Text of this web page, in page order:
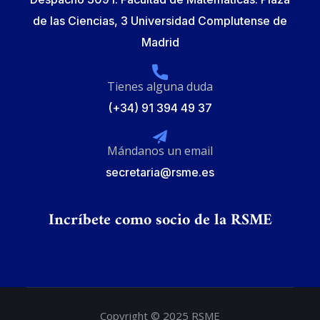
de las Ciencias, 3 Universidad Complutense de
Madrid
Tienes alguna duda
(+34) 91 394 49 37
Mándanos un email
secretaria@rsme.es
Incríbete como socio de la RSME
Copyright © 2025 RSME